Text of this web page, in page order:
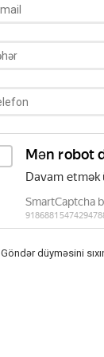
Göndər düyməsini